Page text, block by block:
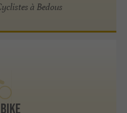
à Bedous